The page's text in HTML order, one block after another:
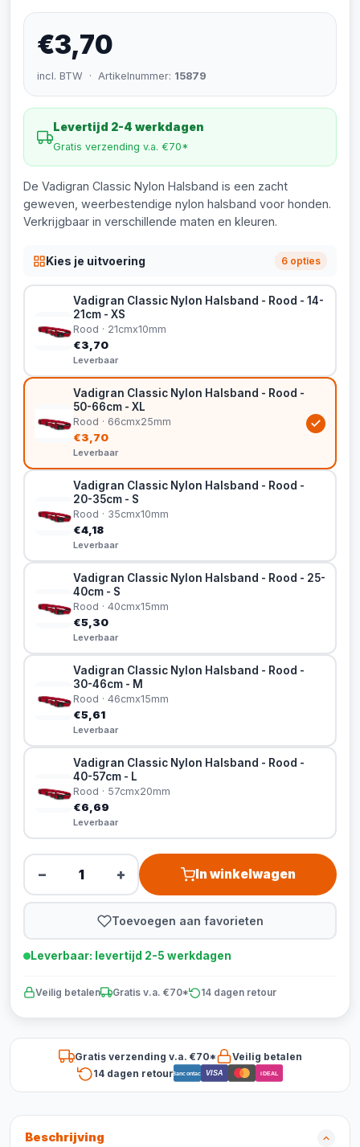
€3,70
incl. BTW · Artikelnummer: 15879
Levertijd 2-4 werkdagen
Gratis verzending v.a. €70*
De Vadigran Classic Nylon Halsband is een zacht
geweven, weerbestendige nylon halsband voor honden.
Verkrijgbaar in verschillende maten en kleuren.
Kies je uitvoering 6 opties
Vadigran Classic Nylon Halsband - Rood - 14-
21cm - XS
Rood · 21cmx10mm
€3,70
Leverbaar
Vadigran Classic Nylon Halsband - Rood -
50-66cm - XL
Rood · 66cmx25mm
€3,70
Leverbaar
Vadigran Classic Nylon Halsband - Rood -
20-35cm - S
Rood · 35cmx10mm
€4,18
Leverbaar
Vadigran Classic Nylon Halsband - Rood - 25-
40cm - S
Rood · 40cmx15mm
€5,30
Leverbaar
Vadigran Classic Nylon Halsband - Rood -
30-46cm - M
Rood · 46cmx15mm
€5,61
Leverbaar
Vadigran Classic Nylon Halsband - Rood -
40-57cm - L
Rood · 57cmx20mm
€6,69
Leverbaar
− + In winkelwagen
Toevoegen aan favorieten
Leverbaar: levertijd 2-5 werkdagen
Veilig betalen Gratis v.a. €70* 14 dagen retour
Gratis verzending v.a. €70*
Veilig betalen
14 dagen retourBancontact VISA iDEAL
Beschrijving